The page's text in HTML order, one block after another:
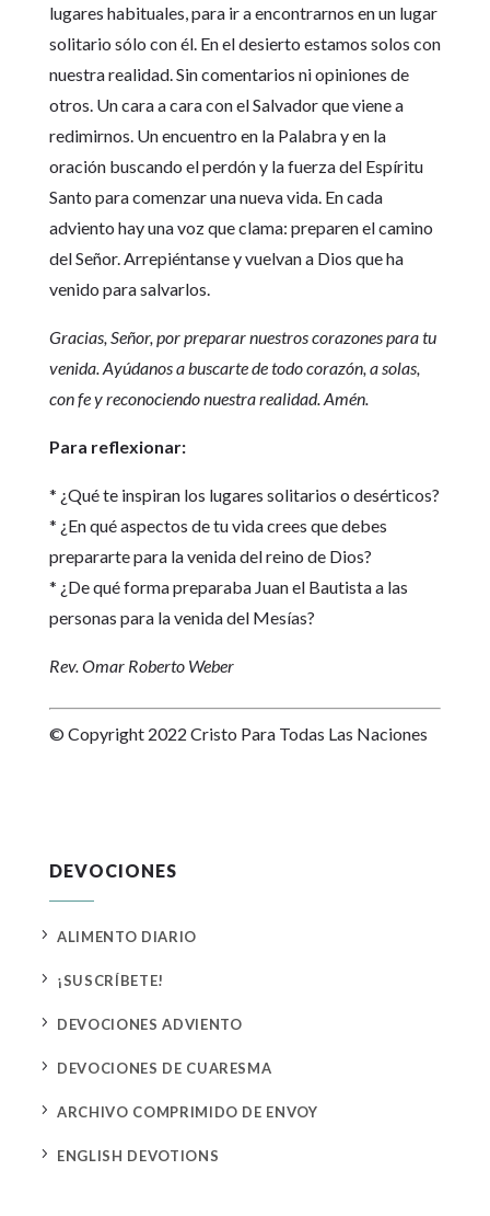
lugares habituales, para ir a encontrarnos en un lugar
solitario sólo con él. En el desierto estamos solos con
nuestra realidad. Sin comentarios ni opiniones de
otros. Un cara a cara con el Salvador que viene a
redimirnos. Un encuentro en la Palabra y en la
oración buscando el perdón y la fuerza del Espíritu
Santo para comenzar una nueva vida. En cada
adviento hay una voz que clama: preparen el camino
del Señor. Arrepiéntanse y vuelvan a Dios que ha
venido para salvarlos.
Gracias, Señor, por preparar nuestros corazones para tu
venida. Ayúdanos a buscarte de todo corazón, a solas,
con fe y reconociendo nuestra realidad. Amén.
Para reflexionar:
* ¿Qué te inspiran los lugares solitarios o desérticos?
* ¿En qué aspectos de tu vida crees que debes
prepararte para la venida del reino de Dios?
* ¿De qué forma preparaba Juan el Bautista a las
personas para la venida del Mesías?
Rev. Omar Roberto Weber
© Copyright 2022 Cristo Para Todas Las Naciones
DEVOCIONES
5 ALIMENTO DIARIO
5 ¡SUSCRÍBETE!
5 DEVOCIONES ADVIENTO
5 DEVOCIONES DE CUARESMA
5 ARCHIVO COMPRIMIDO DE ENVOY
5 ENGLISH DEVOTIONS